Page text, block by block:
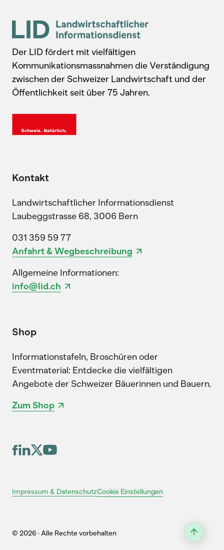
Der LID fördert mit vielfältigen
Kommunikationsmassnahmen die Verständigung
zwischen der Schweizer Landwirtschaft und der
Öffentlichkeit seit über 75 Jahren.
Kontakt
Landwirtschaftlicher Informationsdienst
Laubeggstrasse 68, 3006 Bern
031 359 59 77
Anfahrt & Wegbeschreibung
Allgemeine Informationen:
info@lid.ch
Shop
Informationstafeln, Broschüren oder
Eventmaterial: Entdecke die vielfältigen
Angebote der Schweizer Bäuerinnen und Bauern.
Zum Shop
Impressum & DatenschutzCookie Einstellungen
© 2026 · Alle Rechte vorbehalten